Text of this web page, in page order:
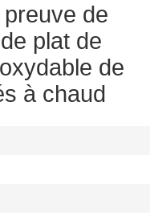
de
plat de
de
à chaud